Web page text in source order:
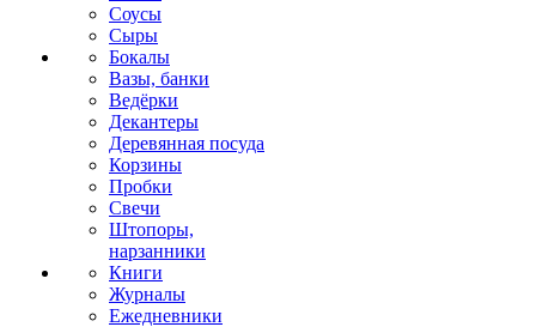
Соусы
Сыры
Бокалы
Вазы, банки
Ведёрки
Декантеры
Деревянная посуда
Корзины
Пробки
Свечи
Штопоры,
нарзанники
Книги
Журналы
Ежедневники